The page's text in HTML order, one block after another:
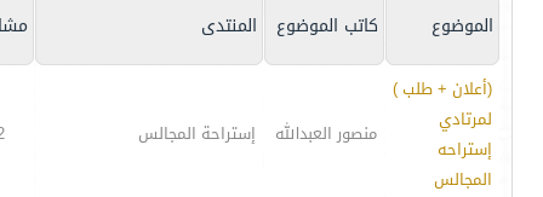
الموضوع كاتب الموضوع المنتدى
(أعلان + طلب )
لمرتادي
إستراحه
المجالس
منصور العبدالله إستراحة المجالس